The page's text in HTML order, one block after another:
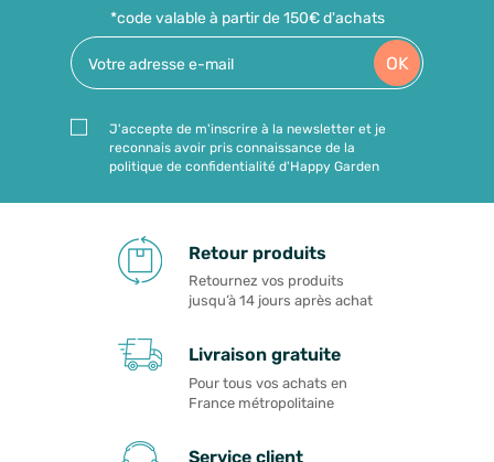
*code valable à partir de 150€ d'achats
OK
J'accepte de m'inscrire à la newsletter et je
reconnais avoir pris connaissance de la
politique de confidentialité d'Happy Garden
Retour produits
Retournez vos produits
jusqu’à 14 jours après achat
Livraison gratuite
Pour tous vos achats en
France métropolitaine
Service client